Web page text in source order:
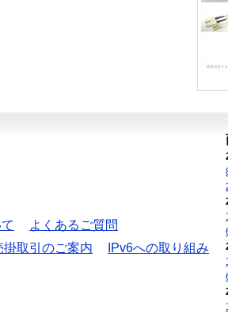
よくあるご質問
掛取引のご案内
IPv6への取り組み